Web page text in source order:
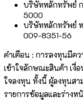
บริษัทหลักทรัพย์
5000
บริษัทหลักทรัพย์ ห
009-8351-56
คำเตือน : การลงทุนมีค
เข้าใจลักษณะสินค้า เงื่
ใจลงทุน ทั้งนี้ ผู้ลงทุนสา
รายการข้อมูลและร่างห